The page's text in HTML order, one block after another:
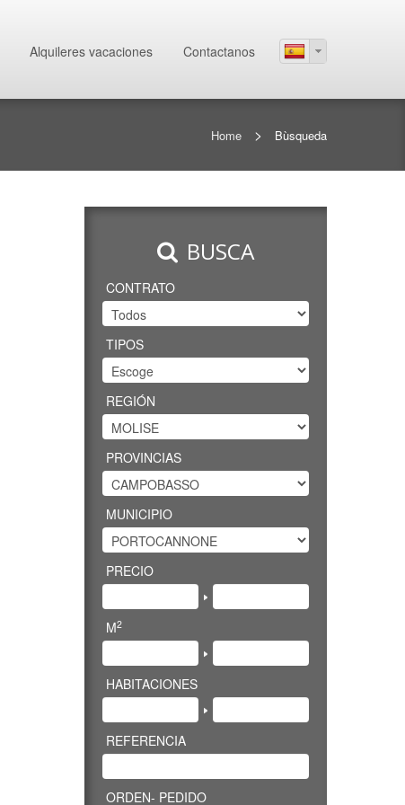
Alquileres vacaciones Contactanos
Home > Bùsqueda
BUSCA
CONTRATO
TIPOS
REGIÓN
PROVINCIAS
MUNICIPIO
PRECIO
M2
HABITACIONES
REFERENCIA
ORDEN- PEDIDO